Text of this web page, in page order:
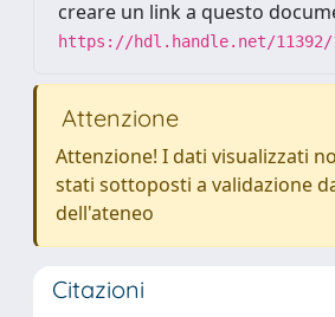
creare un link a questo
https://hdl.handle.net/11392/
Attenzione
Attenzione! I dati visualizzati
stati sottoposti a validazione
dell'ateneo
Citazioni